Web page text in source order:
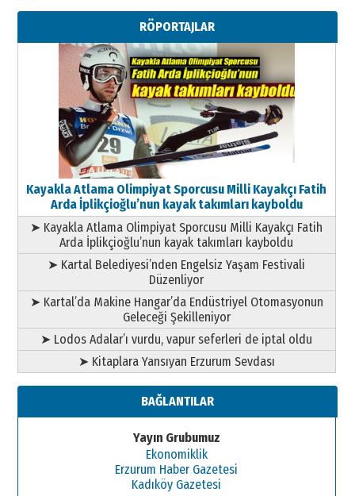
Metin Külünk: Aileyi Korumak
Geleceği Korumaktır
11 Mayıs 2026 Pazartesi
RÖPORTAJLAR
Kayakla Atlama Olimpiyat Sporcusu Milli Kayakçı Fatih
Arda İplikçioğlu’nun kayak takımları kayboldu
➤ Kayakla Atlama Olimpiyat Sporcusu Milli Kayakçı Fatih
Arda İplikçioğlu’nun kayak takımları kayboldu
➤ Kartal Belediyesi’nden Engelsiz Yaşam Festivali
Düzenliyor
➤ Kartal’da Makine Hangar’da Endüstriyel Otomasyonun
Geleceği Şekilleniyor
➤ Lodos Adalar’ı vurdu, vapur seferleri de iptal oldu
➤ Kitaplara Yansıyan Erzurum Sevdası
BAĞLANTILAR
Yayın Grubumuz
Ekonomiklik
Erzurum Haber Gazetesi
Kadıköy Gazetesi